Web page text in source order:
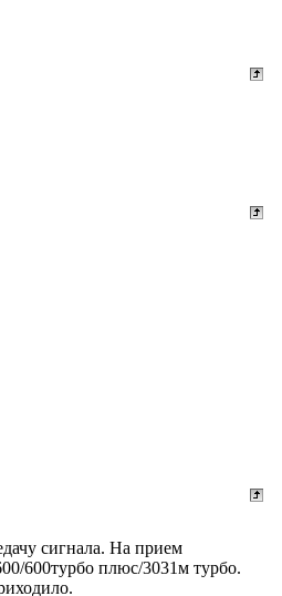
сигнала. На прием
600турбо плюс/3031м турбо.